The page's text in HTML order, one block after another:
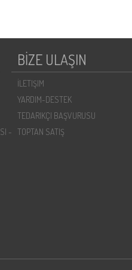
-
BİZE ULAŞIN
İLETIŞIM
YARDIM-DESTEK
TEDARIKÇI BAŞVURUSU
TOPTAN SATIŞ